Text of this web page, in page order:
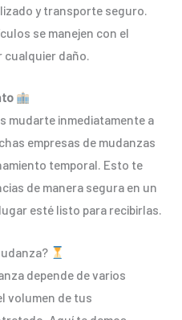
y transporte seguro.
se manejen con el
daño.
mudarte inmediatamente a
empresas de mudanzas
temporal. Esto te
de manera segura en un
esté listo para recibirlas.
depende de varios
volumen de tus